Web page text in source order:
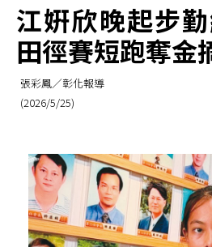
江姸欣晚起步
田徑賽短跑奪金
張彩鳳／彰化報導
(2026/5/25)